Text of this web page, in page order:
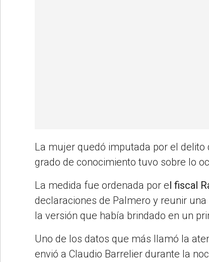
La mujer quedó imputada por el delito
grado de conocimiento tuvo sobre lo
La medida fue ordenada por el fiscal
declaraciones de Palmero y reunir
la versión que había brindado en un
Uno de los datos que más llamó la
envió a Claudio Barrelier durante la